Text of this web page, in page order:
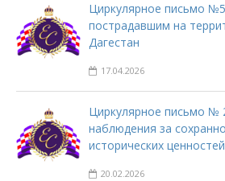
Циркулярное письмо
пострадавшим на
Дагестан
17.04.2026
Циркулярное письмо №
наблюдения за
исторических
20.02.2026